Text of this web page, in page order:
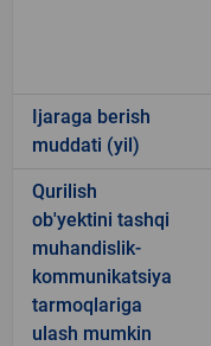
Ijaraga berish
muddati (yil)
Qurilish
ob'yektini tashqi
muhandislik-
kommunikatsiya
tarmoqlariga
ulash mumkin